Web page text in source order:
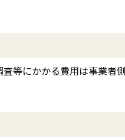
等にかかる費用は事業者